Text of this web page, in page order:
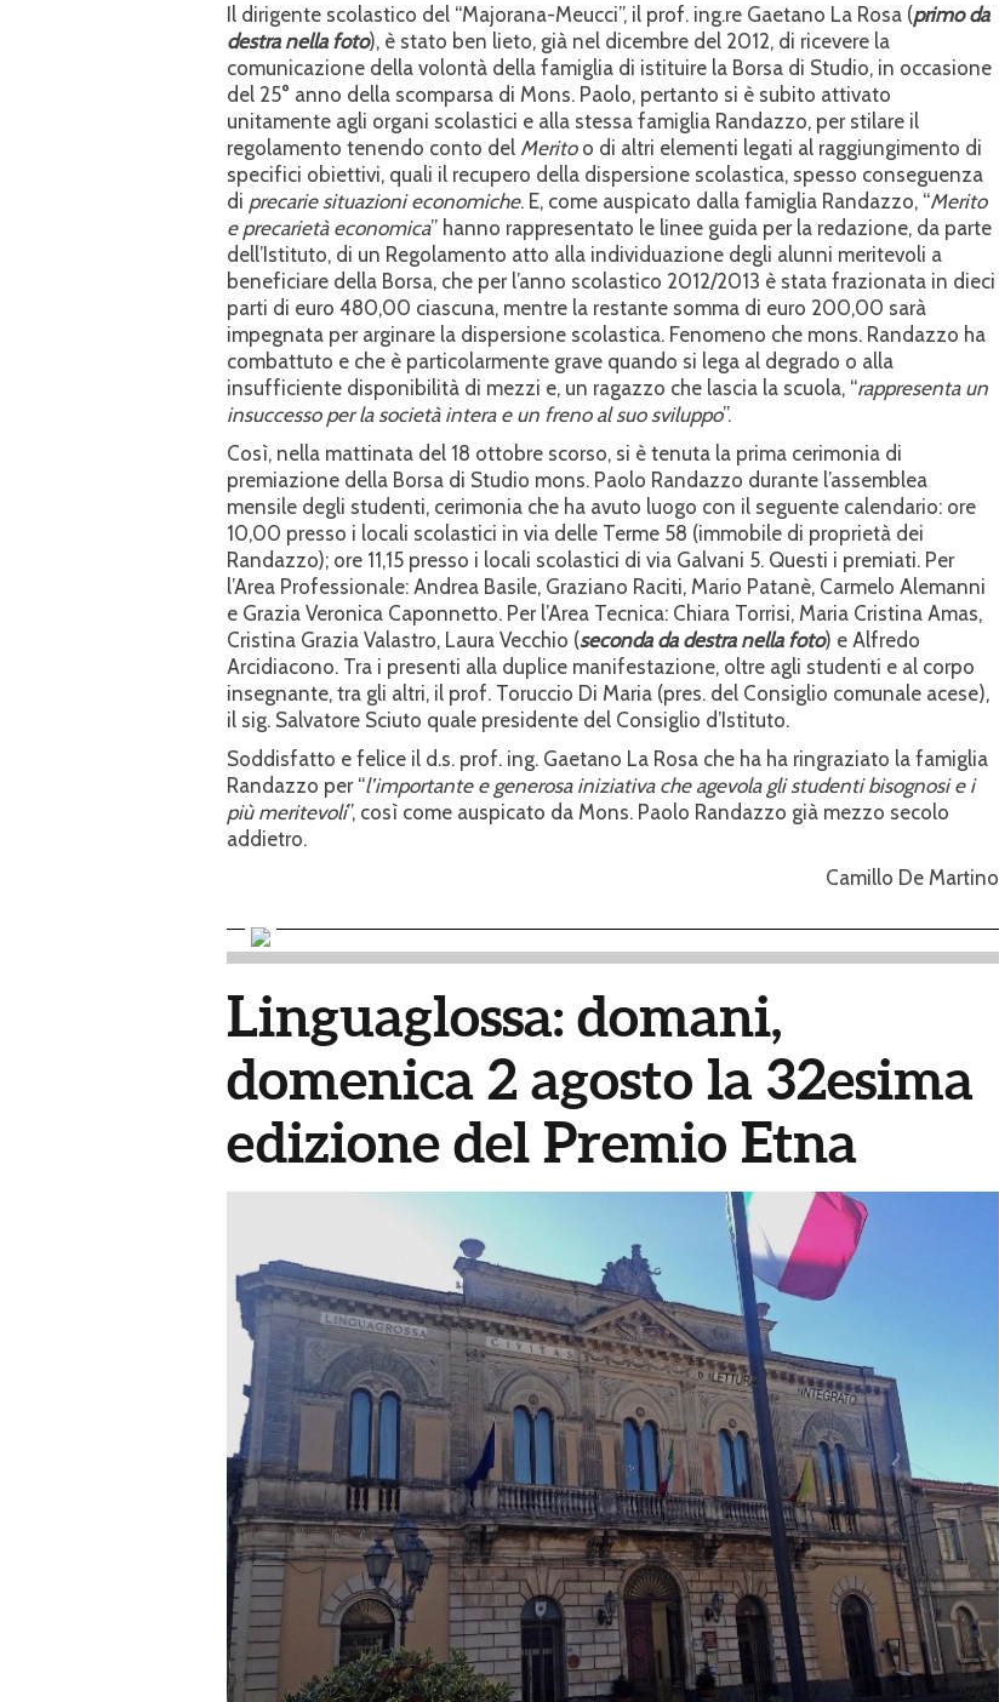
Il dirigente scolastico del “Majorana-Meucci”, il prof. ing.re Gaetano La Rosa (primo da
destra nella foto), è stato ben lieto, già nel dicembre del 2012, di ricevere la
comunicazione della volontà della famiglia di istituire la Borsa di Studio, in occasione
del 25° anno della scomparsa di Mons. Paolo, pertanto si è subito attivato
unitamente agli organi scolastici e alla stessa famiglia Randazzo, per stilare il
regolamento tenendo conto del Merito o di altri elementi legati al raggiungimento di
specifici obiettivi, quali il recupero della dispersione scolastica, spesso conseguenza
di precarie situazioni economiche. E, come auspicato dalla famiglia Randazzo, “Merito
e precarietà economica” hanno rappresentato le linee guida per la redazione, da parte
dell’Istituto, di un Regolamento atto alla individuazione degli alunni meritevoli a
beneficiare della Borsa, che per l’anno scolastico 2012/2013 è stata frazionata in dieci
parti di euro 480,00 ciascuna, mentre la restante somma di euro 200,00 sarà
impegnata per arginare la dispersione scolastica. Fenomeno che mons. Randazzo ha
combattuto e che è particolarmente grave quando si lega al degrado o alla
insufficiente disponibilità di mezzi e, un ragazzo che lascia la scuola, “rappresenta un
insuccesso per la società intera e un freno al suo sviluppo”.
Così, nella mattinata del 18 ottobre scorso, si è tenuta la prima cerimonia di
premiazione della Borsa di Studio mons. Paolo Randazzo durante l’assemblea
mensile degli studenti, cerimonia che ha avuto luogo con il seguente calendario: ore
10,00 presso i locali scolastici in via delle Terme 58 (immobile di proprietà dei
Randazzo); ore 11,15 presso i locali scolastici di via Galvani 5. Questi i premiati. Per
l’Area Professionale: Andrea Basile, Graziano Raciti, Mario Patanè, Carmelo Alemanni
e Grazia Veronica Caponnetto. Per l’Area Tecnica: Chiara Torrisi, Maria Cristina Amas,
Cristina Grazia Valastro, Laura Vecchio (seconda da destra nella foto) e Alfredo
Arcidiacono. Tra i presenti alla duplice manifestazione, oltre agli studenti e al corpo
insegnante, tra gli altri, il prof. Toruccio Di Maria (pres. del Consiglio comunale acese),
il sig. Salvatore Sciuto quale presidente del Consiglio d’Istituto.
Soddisfatto e felice il d.s. prof. ing. Gaetano La Rosa che ha ha ringraziato la famiglia
Randazzo per “l’importante e generosa iniziativa che agevola gli studenti bisognosi e i
più meritevoli”, così come auspicato da Mons. Paolo Randazzo già mezzo secolo
addietro.
Camillo De Martino
Linguaglossa: domani,
domenica 2 agosto la 32esima
edizione del Premio Etna